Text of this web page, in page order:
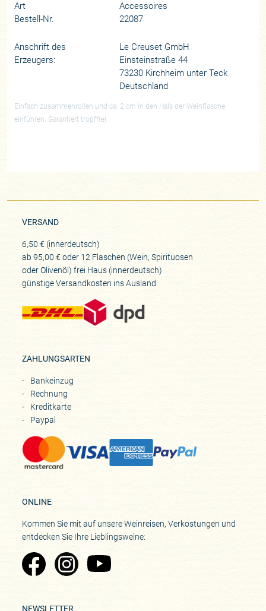
Art
Accessoires
Bestell-Nr.
22087
Anschrift des
Erzeugers:
Le Creuset GmbH
Einsteinstraße 44
73230 Kirchheim unter Teck
Deutschland
Einfach zusammenrollen und ca. 2 cm in den Hals der Weinflasche
einführen. Garantiert tropffrei.
VERSAND
6,50 € (innerdeutsch)
ab 95,00 € oder 12 Flaschen (Wein, Spirituosen
oder Olivenöl) frei Haus (innerdeutsch)
günstige Versandkosten ins Ausland
ZAHLUNGSARTEN
Bankeinzug
Rechnung
Kreditkarte
Paypal
ONLINE
Kommen Sie mit auf unsere Weinreisen, Verkostungen und
entdecken Sie Ihre Lieblingsweine:
Zu Pinard's Facebook-Seite
Zu Pinard's Instagram-Seite
Zu Pinard's YouTube-Seite
NEWSLETTER